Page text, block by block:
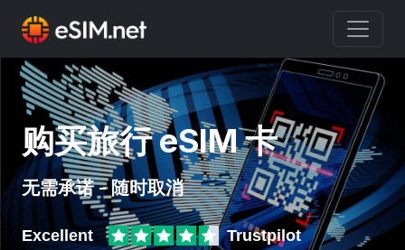
购买旅行 eSIM 卡
无需承诺 - 随时取消